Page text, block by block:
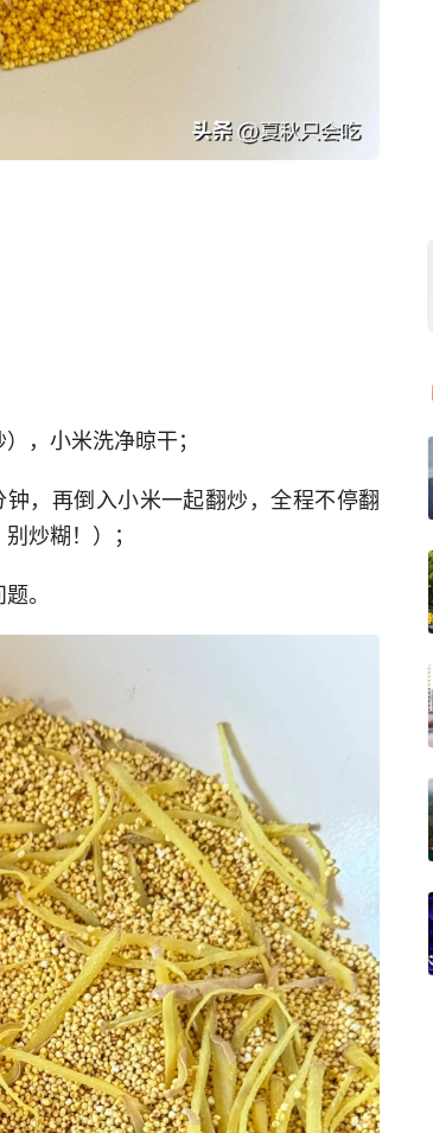
，小米洗净晾干；
，再倒入小米一起翻炒，全程不停翻
炒糊！）；
。